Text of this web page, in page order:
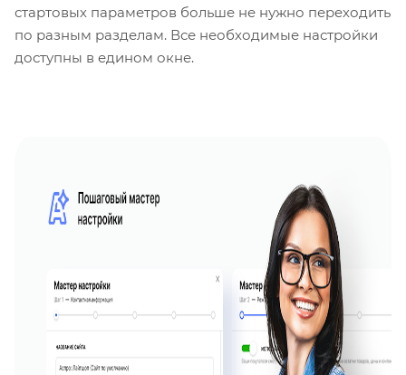
стартовых параметров больше не нужно переходить
по разным разделам. Все необходимые настройки
доступны в едином окне.